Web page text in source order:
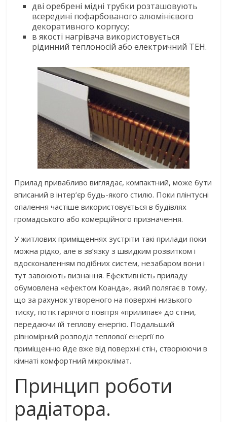
дві оребрені мідні трубки розташовують
всередині пофарбованого алюмінієвого
декоративного корпусу;
в якості нагрівача використовується
рідинний теплоносій або електричний ТЕН.
Прилад привабливо виглядає, компактний, може бути
вписаний в інтер’єр будь-якого стилю. Поки плінтусні
опалення частіше використовується в будівлях
громадського або комерційного призначення.
У житлових приміщеннях зустріти такі прилади поки
можна рідко, але в зв’язку з швидким розвитком і
вдосконаленням подібних систем, незабаром вони і
тут завоюють визнання. Ефективність приладу
обумовлена ​​«ефектом Коанда», який полягає в тому,
що за рахунок утвореного на поверхні низького
тиску, потік гарячого повітря «прилипає» до стіни,
передаючи їй теплову енергію. Подальший
рівномірний розподіл теплової енергії по
приміщенню йде вже від поверхні стін, створюючи в
кімнаті комфортний мікроклімат.
Принцип роботи
радіатора.